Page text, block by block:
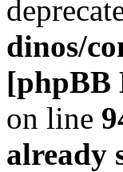
dinos/
[phpBB
on line
already